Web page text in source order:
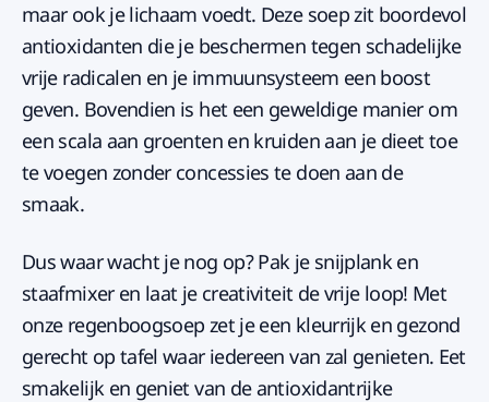
maar ook je lichaam voedt. Deze soep zit boordevol
antioxidanten die je beschermen tegen schadelijke
vrije radicalen en je immuunsysteem een boost
geven. Bovendien is het een geweldige manier om
een scala aan groenten en kruiden aan je dieet toe
te voegen zonder concessies te doen aan de
smaak.
Dus waar wacht je nog op? Pak je snijplank en
staafmixer en laat je creativiteit de vrije loop! Met
onze regenboogsoep zet je een kleurrijk en gezond
gerecht op tafel waar iedereen van zal genieten. Eet
smakelijk en geniet van de antioxidantrijke